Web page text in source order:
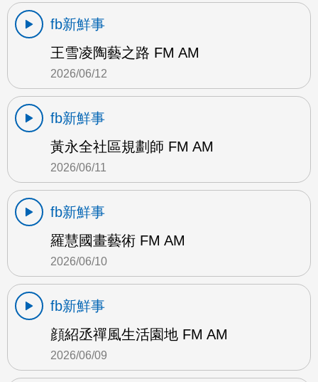
fb新鮮事
王雪凌陶藝之路 FM AM
2026/06/12
fb新鮮事
黃永全社區規劃師 FM AM
2026/06/11
fb新鮮事
羅慧國畫藝術 FM AM
2026/06/10
fb新鮮事
顔紹丞禪風生活園地 FM AM
2026/06/09